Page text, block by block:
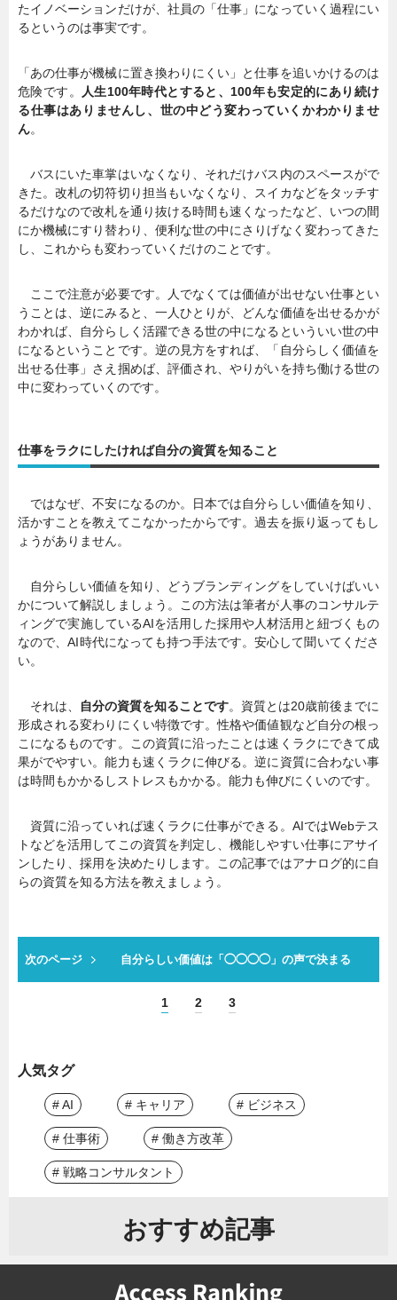
たイノベーションだけが、社員の「仕事」になっていく過程にい
るというのは事実です。
「あの仕事が機械に置き換わりにくい」と仕事を追いかけるのは
危険です。
人生100年時代とすると、100年も安定的にあり続け
る仕事はありませんし、世の中どう変わっていくかわかりませ
ん。
バスにいた車掌はいなくなり、それだけバス内のスペースがで
きた。改札の切符切り担当もいなくなり、スイカなどをタッチす
るだけなので改札を通り抜ける時間も速くなったなど、いつの間
にか機械にすり替わり、便利な世の中にさりげなく変わってきた
し、これからも変わっていくだけのことです。
ここで注意が必要です。人でなくては価値が出せない仕事とい
うことは、逆にみると、一人ひとりが、どんな価値を出せるかが
わかれば、自分らしく活躍できる世の中になるといういい世の中
になるということです。逆の見方をすれば、「自分らしく価値を
出せる仕事」さえ掴めば、評価され、やりがいを持ち働ける世の
中に変わっていくのです。
仕事をラクにしたければ自分の資質を知ること
ではなぜ、不安になるのか。日本では自分らしい価値を知り、
活かすことを教えてこなかったからです。過去を振り返ってもし
ょうがありません。
自分らしい価値を知り、どうブランディングをしていけばいい
かについて解説しましょう。この方法は筆者が人事のコンサルテ
ィングで実施しているAIを活用した採用や人材活用と紐づくもの
なので、AI時代になっても持つ手法です。安心して聞いてくださ
い。
それは、 自分の資質を知ることです。資質とは20歳前後までに
形成される変わりにくい特徴です。性格や価値観など自分の根っ
こになるものです。この資質に沿ったことは速くラクにできて成
果がでやすい。能力も速くラクに伸びる。逆に資質に合わない事
は時間もかかるしストレスもかかる。能力も伸びにくいのです。
資質に沿っていれば速くラクに仕事ができる。AIではWebテス
トなどを活用してこの資質を判定し、機能しやすい仕事にアサイ
ンしたり、採用を決めたりします。この記事ではアナログ的に自
らの資質を知る方法を教えましょう。
次のページ 自分らしい価値は「◯◯◯◯」の声で決まる
1 2 3
人気タグ
# AI # キャリア # ビジネス
# 仕事術 # 働き方改革
# 戦略コンサルタント
おすすめ記事